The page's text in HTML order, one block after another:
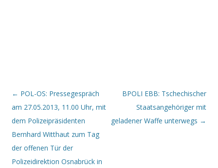
Beitrags-Navigation
← POL-OS: Pressegespräch
am 27.05.2013, 11.00 Uhr, mit
dem Polizeipräsidenten
Bernhard Witthaut zum Tag
der offenen Tür der
Polizeidirektion Osnabrück in
BPOLI EBB: Tschechischer
Staatsangehöriger mit
geladener Waffe unterwegs →